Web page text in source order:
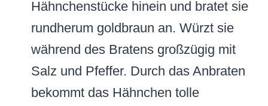
Hähnchenstücke hinein und bratet sie
rundherum goldbraun an. Würzt sie
während des Bratens großzügig mit
Salz und Pfeffer. Durch das Anbraten
bekommt das Hähnchen tolle